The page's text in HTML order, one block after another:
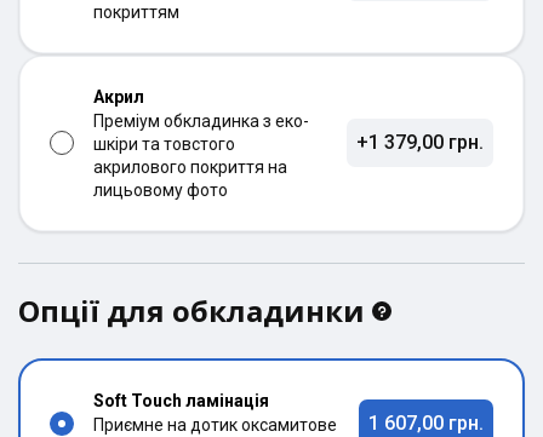
покриттям
Акрил
Преміум обкладинка з еко-
шкіри та товстого
акрилового покриття на
лицьовому фото
+1 379,00 грн.
Опції для обкладинки
Soft Touch ламінація
Приємне на дотик оксамитове
1 607,00 грн.